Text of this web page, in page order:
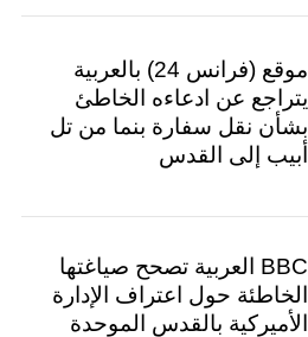
موقع (فرانس 24) بالعربية
يتراجع عن ادعاءه الخاطئ
بشأن نقل سفارة بنما من تل
أبيب إلى القدس
BBC العربية تصحح صياغتها
الخاطئة حول اعتراف الإدارة
الأميركية بالقدس الموحدة